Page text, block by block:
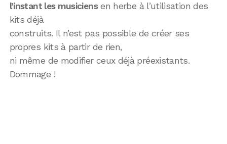
l’instant les musiciensen herbe à l’utilisation des
kits déjà
construits. Il n’est pas possible de créer ses
propres kits à partir de rien,
ni même de modifier ceux déjà préexistants.
Dommage !